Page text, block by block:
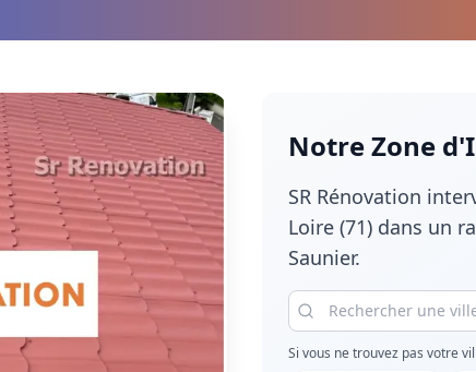
Notre Zone
SR Rénovation
Loire (71) dans un
Saunier.
Si vous ne trouvez pas votre